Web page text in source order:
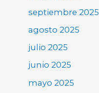
septiembre 2025
agosto 2025
julio 2025
junio 2025
mayo 2025